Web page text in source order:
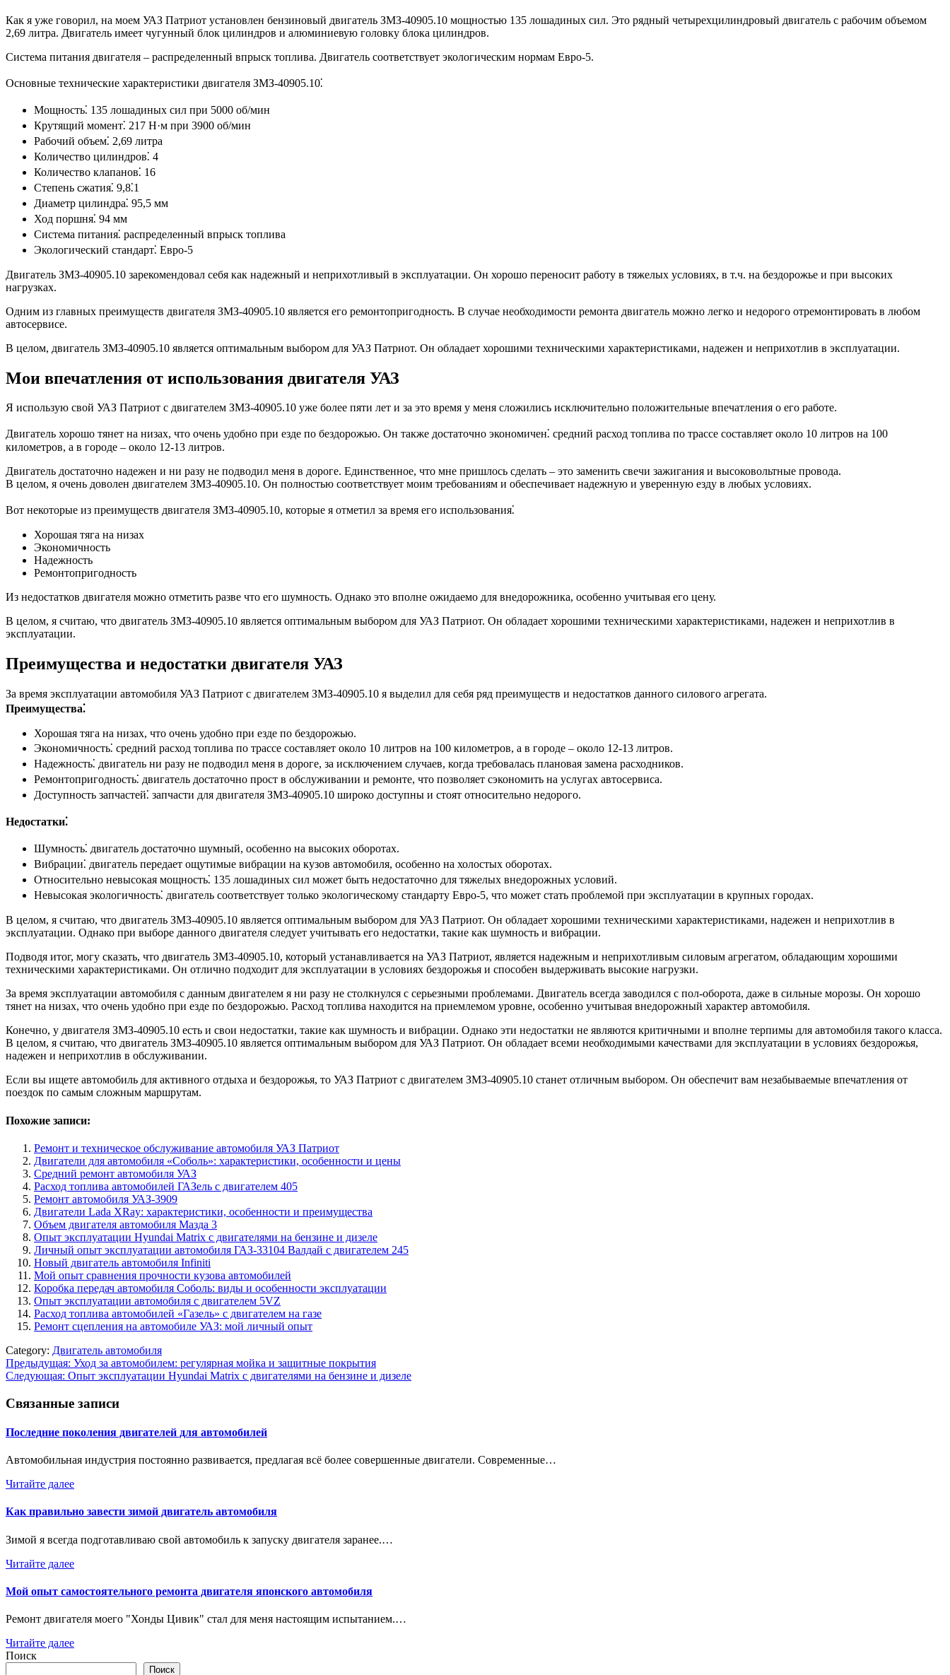
Как я уже говорил, на моем УАЗ Патриот установлен бензиновый двигатель ЗМЗ-40905.10 мощностью 135 лошадиных сил. Это рядный четырехцилиндровый двигатель с рабочим объемом
2,69 литра. Двигатель имеет чугунный блок цилиндров и алюминиевую головку блока цилиндров.
Система питания двигателя – распределенный впрыск топлива. Двигатель соответствует экологическим нормам Евро-5.
Основные технические характеристики двигателя ЗМЗ-40905.10⁚
Мощность⁚ 135 лошадиных сил при 5000 об/мин
Крутящий момент⁚ 217 Н·м при 3900 об/мин
Рабочий объем⁚ 2,69 литра
Количество цилиндров⁚ 4
Количество клапанов⁚ 16
Степень сжатия⁚ 9,8⁚1
Диаметр цилиндра⁚ 95,5 мм
Ход поршня⁚ 94 мм
Система питания⁚ распределенный впрыск топлива
Экологический стандарт⁚ Евро-5
Двигатель ЗМЗ-40905.10 зарекомендовал себя как надежный и неприхотливый в эксплуатации. Он хорошо переносит работу в тяжелых условиях, в т.ч. на бездорожье и при высоких
нагрузках.
Одним из главных преимуществ двигателя ЗМЗ-40905.10 является его ремонтопригодность. В случае необходимости ремонта двигатель можно легко и недорого отремонтировать в любом
автосервисе.
В целом, двигатель ЗМЗ-40905.10 является оптимальным выбором для УАЗ Патриот. Он обладает хорошими техническими характеристиками, надежен и неприхотлив в эксплуатации.
Мои впечатления от использования двигателя УАЗ
Я использую свой УАЗ Патриот с двигателем ЗМЗ-40905.10 уже более пяти лет и за это время у меня сложились исключительно положительные впечатления о его работе.
Двигатель хорошо тянет на низах, что очень удобно при езде по бездорожью. Он также достаточно экономичен⁚ средний расход топлива по трассе составляет около 10 литров на 100
километров, а в городе – около 12-13 литров.
Двигатель достаточно надежен и ни разу не подводил меня в дороге. Единственное, что мне пришлось сделать – это заменить свечи зажигания и высоковольтные провода.
В целом, я очень доволен двигателем ЗМЗ-40905.10. Он полностью соответствует моим требованиям и обеспечивает надежную и уверенную езду в любых условиях.
Вот некоторые из преимуществ двигателя ЗМЗ-40905.10, которые я отметил за время его использования⁚
Хорошая тяга на низах
Экономичность
Надежность
Ремонтопригодность
Из недостатков двигателя можно отметить разве что его шумность. Однако это вполне ожидаемо для внедорожника, особенно учитывая его цену.
В целом, я считаю, что двигатель ЗМЗ-40905.10 является оптимальным выбором для УАЗ Патриот. Он обладает хорошими техническими характеристиками, надежен и неприхотлив в
эксплуатации.
Преимущества и недостатки двигателя УАЗ
За время эксплуатации автомобиля УАЗ Патриот с двигателем ЗМЗ-40905.10 я выделил для себя ряд преимуществ и недостатков данного силового агрегата.
Преимущества⁚
Хорошая тяга на низах, что очень удобно при езде по бездорожью.
Экономичность⁚ средний расход топлива по трассе составляет около 10 литров на 100 километров, а в городе – около 12-13 литров.
Надежность⁚ двигатель ни разу не подводил меня в дороге, за исключением случаев, когда требовалась плановая замена расходников.
Ремонтопригодность⁚ двигатель достаточно прост в обслуживании и ремонте, что позволяет сэкономить на услугах автосервиса.
Доступность запчастей⁚ запчасти для двигателя ЗМЗ-40905.10 широко доступны и стоят относительно недорого.
Недостатки⁚
Шумность⁚ двигатель достаточно шумный, особенно на высоких оборотах.
Вибрации⁚ двигатель передает ощутимые вибрации на кузов автомобиля, особенно на холостых оборотах.
Относительно невысокая мощность⁚ 135 лошадиных сил может быть недостаточно для тяжелых внедорожных условий.
Невысокая экологичность⁚ двигатель соответствует только экологическому стандарту Евро-5, что может стать проблемой при эксплуатации в крупных городах.
В целом, я считаю, что двигатель ЗМЗ-40905.10 является оптимальным выбором для УАЗ Патриот. Он обладает хорошими техническими характеристиками, надежен и неприхотлив в
эксплуатации. Однако при выборе данного двигателя следует учитывать его недостатки, такие как шумность и вибрации.
Подводя итог, могу сказать, что двигатель ЗМЗ-40905.10, который устанавливается на УАЗ Патриот, является надежным и неприхотливым силовым агрегатом, обладающим хорошими
техническими характеристиками. Он отлично подходит для эксплуатации в условиях бездорожья и способен выдерживать высокие нагрузки.
За время эксплуатации автомобиля с данным двигателем я ни разу не столкнулся с серьезными проблемами. Двигатель всегда заводился с пол-оборота, даже в сильные морозы. Он хорошо
тянет на низах, что очень удобно при езде по бездорожью. Расход топлива находится на приемлемом уровне, особенно учитывая внедорожный характер автомобиля.
Конечно, у двигателя ЗМЗ-40905.10 есть и свои недостатки, такие как шумность и вибрации. Однако эти недостатки не являются критичными и вполне терпимы для автомобиля такого класса.
В целом, я считаю, что двигатель ЗМЗ-40905.10 является оптимальным выбором для УАЗ Патриот. Он обладает всеми необходимыми качествами для эксплуатации в условиях бездорожья,
надежен и неприхотлив в обслуживании.
Если вы ищете автомобиль для активного отдыха и бездорожья, то УАЗ Патриот с двигателем ЗМЗ-40905.10 станет отличным выбором. Он обеспечит вам незабываемые впечатления от
поездок по самым сложным маршрутам.
Похожие записи:
Ремонт и техническое обслуживание автомобиля УАЗ Патриот
Двигатели для автомобиля «Соболь»: характеристики, особенности и цены
Средний ремонт автомобиля УАЗ
Расход топлива автомобилей ГАЗель с двигателем 405
Ремонт автомобиля УАЗ-3909
Двигатели Lada XRay: характеристики, особенности и преимущества
Объем двигателя автомобиля Мазда 3
Опыт эксплуатации Hyundai Matrix с двигателями на бензине и дизеле
Личный опыт эксплуатации автомобиля ГАЗ-33104 Валдай с двигателем 245
Новый двигатель автомобиля Infiniti
Мой опыт сравнения прочности кузова автомобилей
Коробка передач автомобиля Соболь: виды и особенности эксплуатации
Опыт эксплуатации автомобиля с двигателем 5VZ
Расход топлива автомобилей «Газель» с двигателем на газе
Ремонт сцепления на автомобиле УАЗ: мой личный опыт
Category: Двигатель автомобиля
Навигация
по
записям
Предыдущая: Уход за автомобилем: регулярная мойка и защитные покрытия
Следующая: Опыт эксплуатации Hyundai Matrix с двигателями на бензине и дизеле
Связанные записи
Последние поколения двигателей для автомобилей
Автомобильная индустрия постоянно развивается, предлагая всё более совершенные двигатели. Современные…
Читайте далее
Как правильно завести зимой двигатель автомобиля
Зимой я всегда подготавливаю свой автомобиль к запуску двигателя заранее.…
Читайте далее
Мой опыт самостоятельного ремонта двигателя японского автомобиля
Ремонт двигателя моего "Хонды Цивик" стал для меня настоящим испытанием.…
Читайте далее
Поиск
Поиск